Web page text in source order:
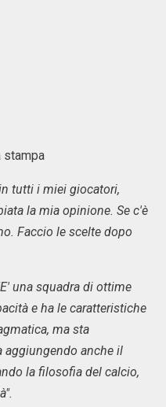
stampa
tutti i miei giocatori,
la mia opinione. Se c'è
Faccio le scelte dopo
una squadra di ottime
e ha le caratteristiche
ma sta
aggiungendo anche il
la filosofia del calcio,